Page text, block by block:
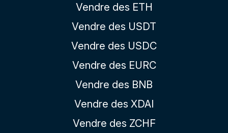
Vendre des ETH
Vendre des USDT
Vendre des USDC
Vendre des EURC
Vendre des BNB
Vendre des XDAI
Vendre des ZCHF